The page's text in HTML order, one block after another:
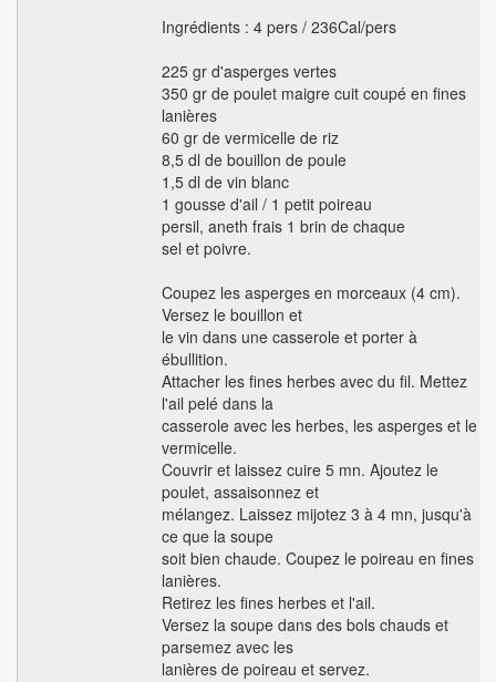
Ingrédients : 4 pers / 236Cal/pers
225 gr d'asperges vertes
350 gr de poulet maigre cuit coupé en fines
lanières
60 gr de vermicelle de riz
8,5 dl de bouillon de poule
1,5 dl de vin blanc
1 gousse d'ail / 1 petit poireau
persil, aneth frais 1 brin de chaque
sel et poivre.
Coupez les asperges en morceaux (4 cm).
Versez le bouillon et
le vin dans une casserole et porter à
ébullition.
Attacher les fines herbes avec du fil. Mettez
l'ail pelé dans la
casserole avec les herbes, les asperges et le
vermicelle.
Couvrir et laissez cuire 5 mn. Ajoutez le
poulet, assaisonnez et
mélangez. Laissez mijotez 3 à 4 mn, jusqu'à
ce que la soupe
soit bien chaude. Coupez le poireau en fines
lanières.
Retirez les fines herbes et l'ail.
Versez la soupe dans des bols chauds et
parsemez avec les
lanières de poireau et servez.